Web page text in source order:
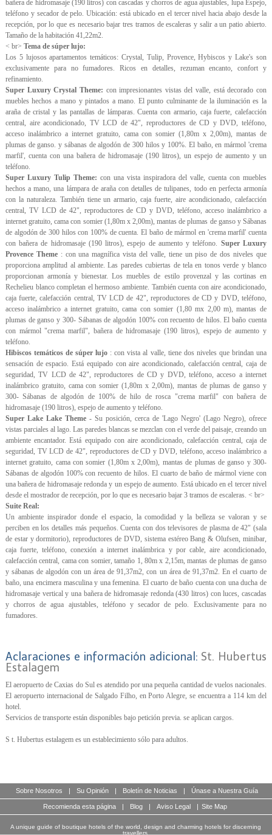
bañera de hidromasaje (190 litros) con cascadas y chorros de agua ajustables, lupa Espejo,
teléfono y secador de pelo. Ubicación: está ubicado en el tercer nivel hacia abajo desde la
recepción, por lo que es necesario bajar tres tramos de escaleras y salir a un patio abierto.
Tamaño de la habitación 41,22m2.
< br> Tema de súper lujo:
Los 5 lujosos apartamentos temáticos: Crystal, Tulip, Provence, Hybiscos y Lake's son
exclusivamente para no fumadores. Ricos en detalles, rezuman encanto, confort y
refinamiento.
Super Luxury Crystal Theme: con impresionantes vistas del valle, está decorado con
muebles hechos a mano y pintados a mano. El punto culminante de la iluminación es la
araña de cristal y las pantallas de lámparas. Cuenta con armario, caja fuerte, calefacción
central, aire acondicionado, TV LCD de 42", reproductores de CD y DVD, teléfono,
acceso inalámbrico a internet gratuito, cama con somier (1,80m x 2,00m), mantas de
plumas de ganso. y sábanas de algodón de 300 hilos y 100%. El baño, en mármol 'crema
marfil', cuenta con una bañera de hidromasaje (190 litros), un espejo de aumento y un
teléfono.
Super Luxury Tulip Theme: con una vista inspiradora del valle, cuenta con muebles
hechos a mano, una lámpara de araña con detalles de tulipanes, todo en perfecta armonía
con la naturaleza. También tiene un armario, caja fuerte, aire acondicionado, calefacción
central, TV LCD de 42", reproductores de CD y DVD, teléfono, acceso inalámbrico a
internet gratuito, cama con somier (1,80m x 2,00m), mantas de plumas de ganso y Sábanas
de algodón de 300 hilos con 100% de cuenta. El baño de mármol en 'crema marfil' cuenta
con bañera de hidromasaje (190 litros), espejo de aumento y teléfono. Super Luxury
Provence Theme : con una magnífica vista del valle, tiene un piso de dos niveles que
proporciona amplitud al ambiente. Las paredes cubiertas de tela en tonos verde y blanco
proporcionan armonía y bienestar. Los muebles de estilo provenzal y las cortinas en
Rechelieu blanco completan el hermoso ambiente. También cuenta con aire acondicionado,
caja fuerte, calefacción central, TV LCD de 42", reproductores de CD y DVD, teléfono,
acceso inalámbrico a internet gratuito, cama con somier (1,80 mx 2,00 m), mantas de
plumas de ganso y 300- Sábanas de algodón 100% con recuento de hilos. El baño cuenta
con mármol "crema marfil", bañera de hidromasaje (190 litros), espejo de aumento y
teléfono.
Hibiscos temáticos de súper lujo : con vista al valle, tiene dos niveles que brindan una
sensación de espacio. Está equipado con aire acondicionado, calefacción central, caja de
seguridad, TV LCD de 42", reproductores de CD y DVD, teléfono, acceso a internet
inalámbrico gratuito, cama con somier (1,80m x 2,00m), mantas de plumas de ganso y
300- Sábanas de algodón de 100% de hilo de rosca "crema marfil" con bañera de
hidromasaje (190 litros), espejo de aumento y teléfono.
Super Lake Lake Theme - Su posición, cerca de 'Lago Negro' (Lago Negro), ofrece
vistas parciales al lago. Las paredes blancas se mezclan con el verde del paisaje, creando un
ambiente encantador. Está equipado con aire acondicionado, calefacción central, caja de
seguridad, TV LCD de 42", reproductores de CD y DVD, teléfono, acceso inalámbrico a
internet gratuito, cama con somier (1,80m x 2,00m), mantas de plumas de ganso y 300-
Sábanas de algodón 100% con recuento de hilos. El cuarto de baño de mármol viene con
una bañera de hidromasaje redonda y un espejo de aumento. Está ubicado en el tercer nivel
desde el mostrador de recepción, por lo que es necesario bajar 3 tramos de escaleras. < br>
Suite Real:
Un ambiente inspirador donde el espacio, la comodidad y la belleza se valoran y se
perciben en los detalles más pequeños. Cuenta con dos televisores de plasma de 42" (sala
de estar y dormitorio), reproductores de DVD, sistema estéreo Bang & Olufsen, minibar,
caja fuerte, teléfono, conexión a internet inalámbrica y por cable, aire acondicionado,
calefacción central, cama con somier, tamaño 1, 80m x 2,15m, mantas de plumas de ganso
y sábanas de algodón con un área de 91,37m2, con un área de 91,37m2. En el cuarto de
baño, una encimera masculina y una femenina. El cuarto de baño cuenta con una ducha de
hidromasaje vertical y una bañera de hidromasaje redonda (430 litros) con luces, cascadas
y chorros de agua ajustables, teléfono y secador de pelo. Exclusivamente para no
fumadores.
Aclaraciones e información adicional: St. Hubertus
Estalagem
El aeropuerto de Caxias do Sul es atendido por una pequeña cantidad de vuelos nacionales.
El aeropuerto internacional de Salgado Filho, en Porto Alegre, se encuentra a 114 km del
hotel.
Servicios de transporte están disponibles bajo petición previa. se aplican cargos.
S t. Hubertus estalagem es un establecimiento sólo para adultos.
Sobre Nosotros | Su Opinión | Boletín de Noticias | Únase a Nuestra Guía
Recomienda esta página | Blog | Aviso Legal | Site Map
A unique guide of boutique hotels of the world, design and charming hotels for discerning
travellers.